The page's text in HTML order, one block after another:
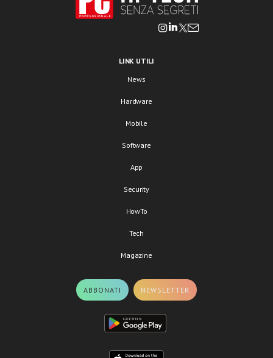
LINK UTILI
News
Hardware
Mobile
Software
App
Security
HowTo
Tech
Magazine
ABBONATI NEWSLETTER